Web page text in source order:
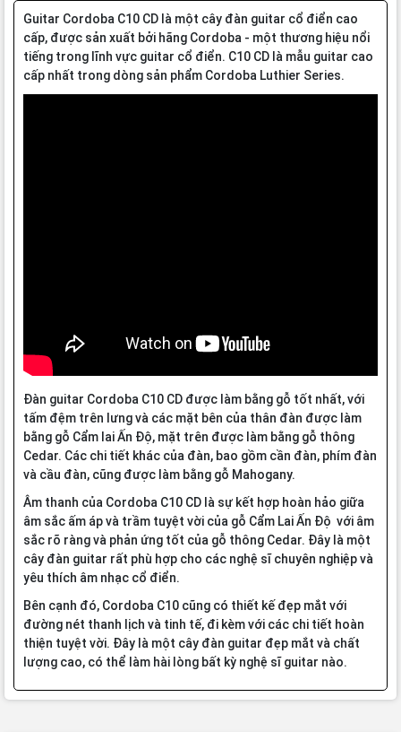
Guitar Cordoba C10 CD là một cây đàn guitar cổ điển cao
cấp, được sản xuất bởi hãng Cordoba - một thương hiệu nổi
tiếng trong lĩnh vực guitar cổ điển. C10 CD là mẫu guitar cao
cấp nhất trong dòng sản phẩm Cordoba Luthier Series.
Đàn guitar Cordoba C10 CD được làm bằng gỗ tốt nhất, với
tấm đệm trên lưng và các mặt bên của thân đàn được làm
bằng gỗ Cẩm lai Ấn Độ, mặt trên được làm bằng gỗ thông
Cedar. Các chi tiết khác của đàn, bao gồm cần đàn, phím đàn
và cầu đàn, cũng được làm bằng gỗ Mahogany.
Âm thanh của Cordoba C10 CD là sự kết hợp hoàn hảo giữa
âm sắc ấm áp và trầm tuyệt vời của gỗ Cẩm Lai Ấn Độ với âm
sắc rõ ràng và phản ứng tốt của gỗ thông Cedar. Đây là một
cây đàn guitar rất phù hợp cho các nghệ sĩ chuyên nghiệp và
yêu thích âm nhạc cổ điển.
Bên cạnh đó, Cordoba C10 cũng có thiết kế đẹp mắt với
đường nét thanh lịch và tinh tế, đi kèm với các chi tiết hoàn
thiện tuyệt vời. Đây là một cây đàn guitar đẹp mắt và chất
lượng cao, có thể làm hài lòng bất kỳ nghệ sĩ guitar nào.